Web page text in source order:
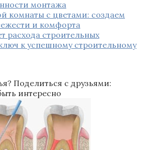
монтажа
комнаты с цветами: создаем
и комфорта
расхода строительных
к успешному строительному
Поделиться с друзьями:
интересно